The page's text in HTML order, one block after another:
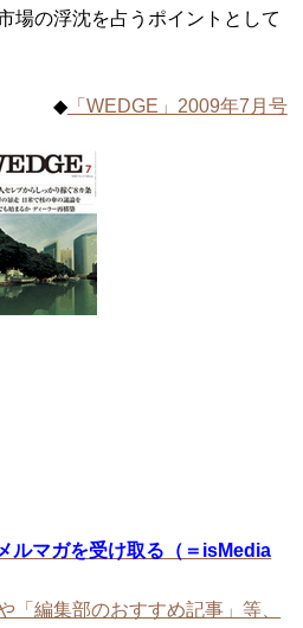
場の浮沈を占うポイントとして
◆「WEDGE」2009年7月号
ルマガを受け取る（＝isMedia
「編集部のおすすめ記事」等、